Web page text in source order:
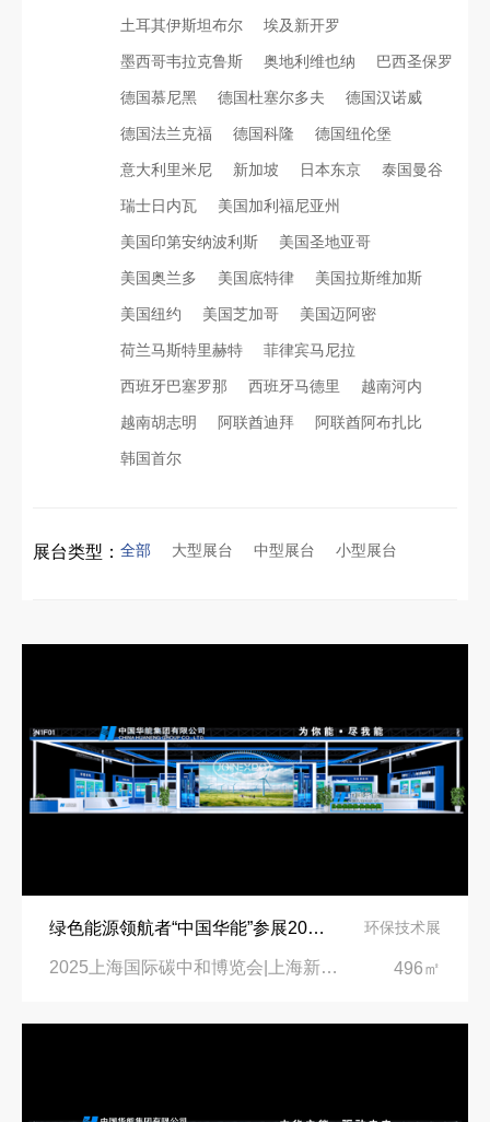
土耳其伊斯坦布尔 埃及新开罗
墨西哥韦拉克鲁斯 奥地利维也纳 巴西圣保罗
德国慕尼黑 德国杜塞尔多夫 德国汉诺威
德国法兰克福 德国科隆 德国纽伦堡
意大利里米尼 新加坡 日本东京 泰国曼谷
瑞士日内瓦 美国加利福尼亚州
美国印第安纳波利斯 美国圣地亚哥
美国奥兰多 美国底特律 美国拉斯维加斯
美国纽约 美国芝加哥 美国迈阿密
荷兰马斯特里赫特 菲律宾马尼拉
西班牙巴塞罗那 西班牙马德里 越南河内
越南胡志明 阿联酋迪拜 阿联酋阿布扎比
韩国首尔
展台类型： 全部 大型展台 中型展台 小型展台
绿色能源领航者“中国华能”参展‌2025上海国际碳中和博览会 环保技术展
‌2025上海国际碳中和博览会|上海新国际博览中心 496㎡